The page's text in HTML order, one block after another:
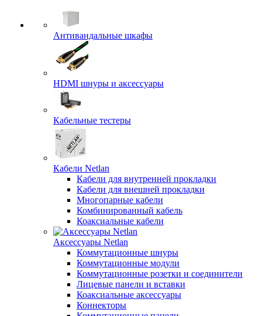
Антивандальные шкафы
HDMI шнуры и аксессуары
Кабельные тестеры
Кабели Netlan
Кабели для внутренней прокладки
Кабели для внешней прокладки
Многопарные кабели
Комбинированный кабель
Коаксиальные кабели
Аксессуары Netlan
Коммутационные шнуры
Коммутационные модули
Коммутационные розетки и соединители
Лицевые панели и вставки
Коаксиальные аксессуары
Коннекторы